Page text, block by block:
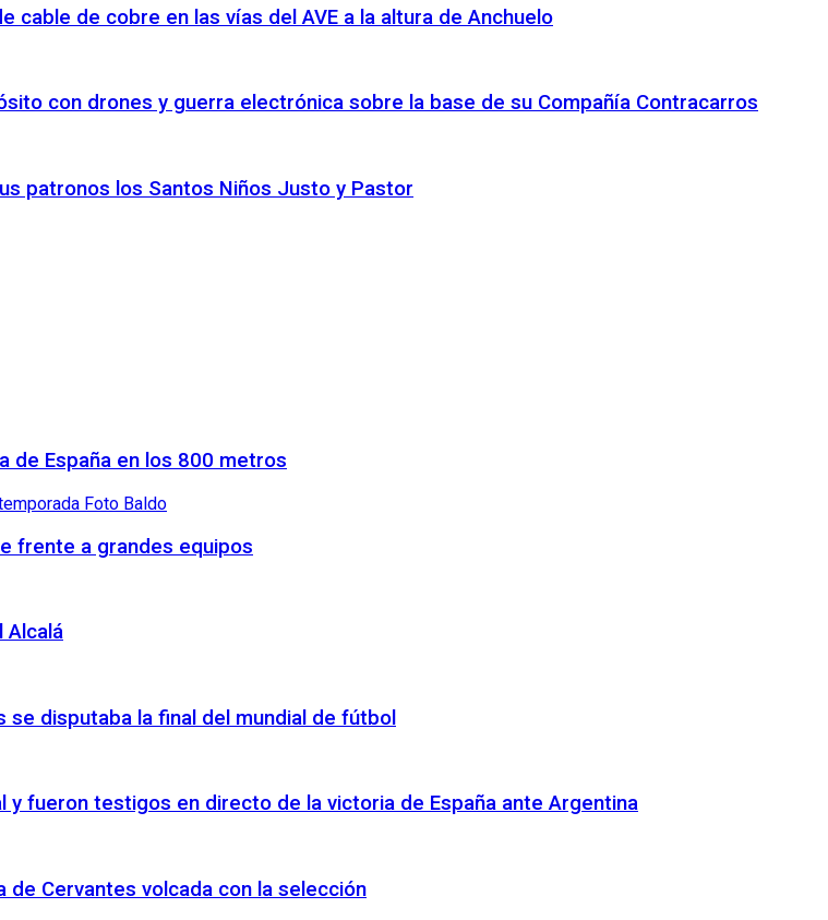
cable de cobre en las vías del AVE a la altura de Anchuelo
con drones y guerra electrónica sobre la base de su Compañía Contracarros
patronos los Santos Niños Justo y Pastor
de España en los 800 metros
frente a grandes equipos
Alcalá
se disputaba la final del mundial de fútbol
y fueron testigos en directo de la victoria de España ante Argentina
de Cervantes volcada con la selección